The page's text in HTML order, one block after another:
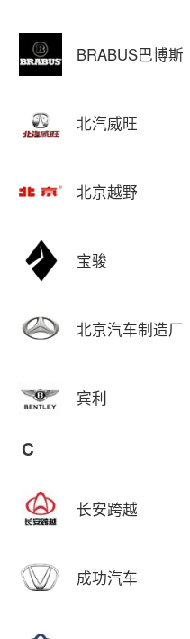
BRABUS巴博斯
北汽威旺
北京越野
宝骏
北京汽车制造厂
宾利
C
长安跨越
成功汽车